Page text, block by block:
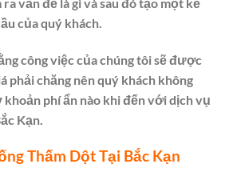
của quý khách.
công việc của chúng tôi sẽ được
phải chăng nên quý khách không
khoản phí ẩn nào khi đến với dịch vụ
Kạn.
Thấm Dột Tại Bắc Kạn